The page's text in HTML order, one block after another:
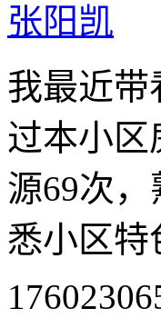
张阳凯
我最近带
过本小区
源69次，
悉小区特